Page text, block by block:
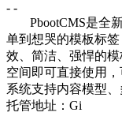
- -
PbootCMS是全
单到想哭的模板标
效、简洁、强悍的
空间即可直接使用
系统支持内容模型
托管地址：Gi